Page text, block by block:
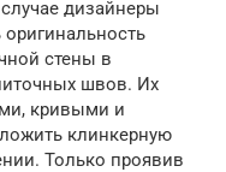
дизайнеры
стены в
швов. Их
кривыми и
клинкерную
Только проявив